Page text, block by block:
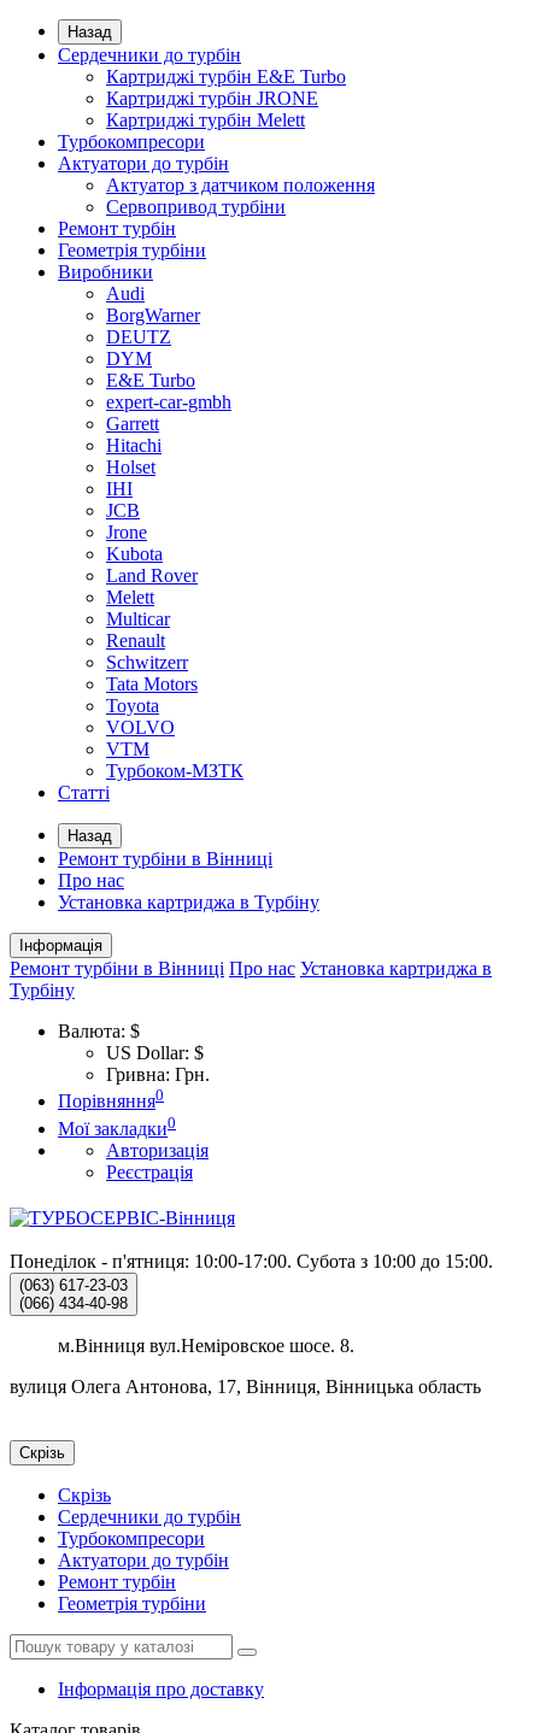
Назад
Сердечники до турбін
Картриджі турбін E&E Turbo
Картриджі турбін JRONE
Картриджі турбін Melett
Турбокомпресори
Актуатори до турбін
Актуатор з датчиком положення
Сервопривод турбіни
Ремонт турбін
Геометрія турбіни
Виробники
Audi
BorgWarner
DEUTZ
DYM
E&E Turbo
expert-car-gmbh
Garrett
Hitachi
Holset
IHI
JCB
Jrone
Kubota
Land Rover
Melett
Multicar
Renault
Schwitzerr
Tata Motors
Toyota
VOLVO
VTM
Турбоком-МЗТК
Статті
Назад
Ремонт турбіни в Вінниці
Про нас
Установка картриджа в Турбіну
Інформація
Ремонт турбіни в Вінниці Про нас Установка картриджа в
Турбіну
Валюта: $
US Dollar: $
Гривна: Грн.
Порівняння0
Мої закладки0
Авторизація
Реєстрація
Понеділок - п'ятниця: 10:00-17:00. Субота з 10:00 до 15:00.
(063) 617-23-03
(066) 434-40-98
м.Вінниця вул.Неміровское шосе. 8.
вулиця Олега Антонова, 17, Вінниця, Вінницька область
Скрізь
Скрізь
Сердечники до турбін
Турбокомпресори
Актуатори до турбін
Ремонт турбін
Геометрія турбіни
Інформація про доставку